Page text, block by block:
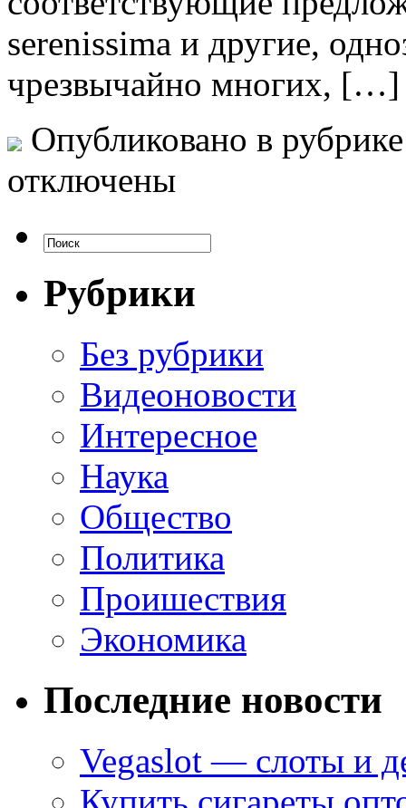
serenissima и другие,
чрезвычайно многих, […]
Опубликовано в
отключены
Рубрики
Без рубрики
Видеоновости
Интересное
Наука
Общество
Политика
Проишествия
Экономика
Последние новости
Vegaslot — слоты и